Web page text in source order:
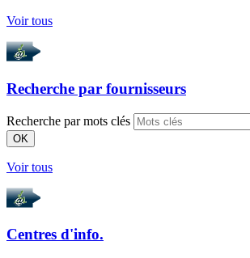
Voir tous
Recherche par fournisseurs
Recherche par mots clés
OK
Voir tous
Centres d'info.